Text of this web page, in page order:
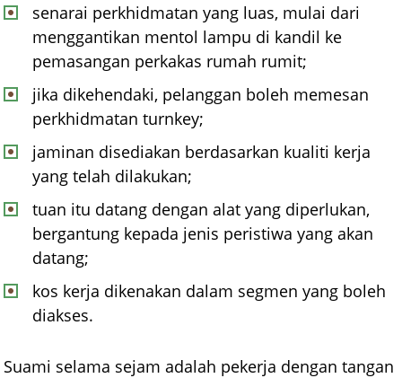
senarai perkhidmatan yang luas, mulai dari
menggantikan mentol lampu di kandil ke
pemasangan perkakas rumah rumit;
jika dikehendaki, pelanggan boleh memesan
perkhidmatan turnkey;
jaminan disediakan berdasarkan kualiti kerja
yang telah dilakukan;
tuan itu datang dengan alat yang diperlukan,
bergantung kepada jenis peristiwa yang akan
datang;
kos kerja dikenakan dalam segmen yang boleh
diakses.
Suami selama sejam adalah pekerja dengan tangan